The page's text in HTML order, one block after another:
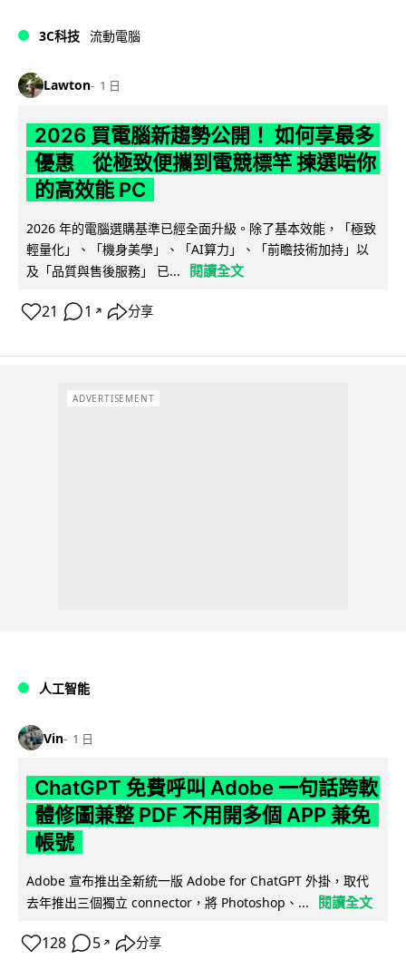
3C科技 流動電腦
Lawton 1 日
2026 買電腦新趨勢公開！ 如何享最多
優惠 從極致便攜到電競標竿 揀選啱你
的高效能 PC
2026 年的電腦選購基準已經全面升級。除了基本效能，「極致
輕量化」、「機身美學」、「AI算力」、「前瞻技術加持」以
及「品質與售後服務」 已...
閱讀全文
21 1 ↗ 分享
ADVERTISEMENT
人工智能
Vin 1 日
ChatGPT 免費呼叫 Adobe 一句話跨軟
體修圖兼整 PDF 不用開多個 APP 兼免
帳號
Adobe 宣布推出全新統一版 Adobe for ChatGPT 外掛，取代
去年推出三個獨立 connector，將 Photoshop、...
閱讀全文
128 5 ↗ 分享